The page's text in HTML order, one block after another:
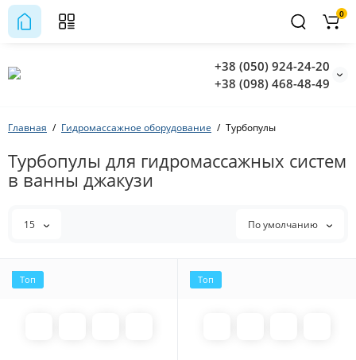
+38 (050) 924-24-20
+38 (098) 468-48-49
0
Главная Гидромассажное оборудование Турбопулы
Турбопулы для гидромассажных систем
в ванны джакузи
15 По умолчанию
Топ Топ